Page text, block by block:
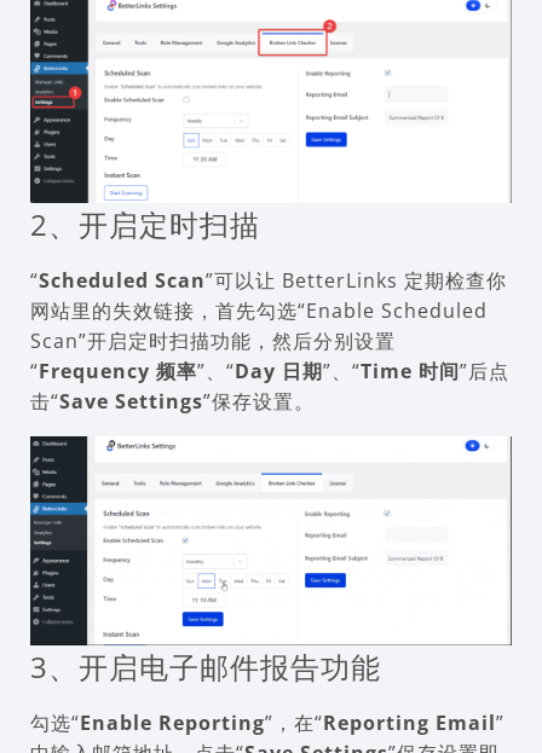
2、开启定时扫描
“Scheduled Scan”可以让 BetterLinks 定期检查你
网站里的失效链接，首先勾选“Enable Scheduled
Scan”开启定时扫描功能，然后分别设置
“Frequency 频率”、“Day 日期”、“Time 时间”后点
击“Save Settings”保存设置。
3、开启电子邮件报告功能
勾选“Enable Reporting”，在“Reporting Email”